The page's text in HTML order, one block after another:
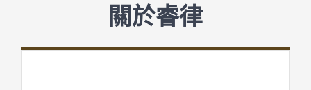
關於睿律